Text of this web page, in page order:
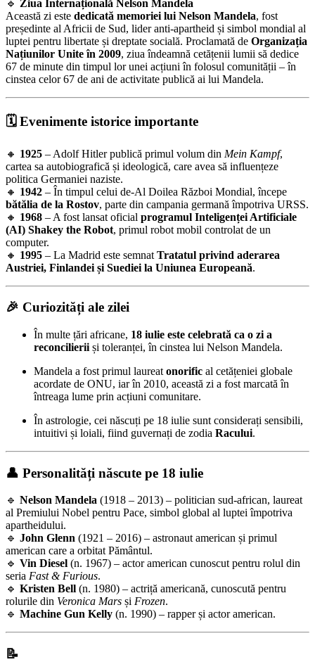
🔹 Ziua Internațională Nelson Mandela
Această zi este dedicată memoriei lui Nelson Mandela, fost
președinte al Africii de Sud, lider anti-apartheid și simbol mondial al
luptei pentru libertate și dreptate socială. Proclamată de Organizația
Națiunilor Unite în 2009, ziua îndeamnă cetățenii lumii să dedice
67 de minute din timpul lor unei acțiuni în folosul comunității – în
cinstea celor 67 de ani de activitate publică ai lui Mandela.
🗓 Evenimente istorice importante
🔸 1925 – Adolf Hitler publică primul volum din Mein Kampf,
cartea sa autobiografică și ideologică, care avea să influențeze
politica Germaniei naziste.
🔸 1942 – În timpul celui de-Al Doilea Război Mondial, începe
bătălia de la Rostov, parte din campania germană împotriva URSS.
🔸 1968 – A fost lansat oficial programul Inteligenței Artificiale
(AI) Shakey the Robot, primul robot mobil controlat de un
computer.
🔸 1995 – La Madrid este semnat Tratatul privind aderarea
Austriei, Finlandei și Suediei la Uniunea Europeană.
🎉 Curiozități ale zilei
În multe țări africane, 18 iulie este celebrată ca o zi a
reconcilierii și toleranței, în cinstea lui Nelson Mandela.
Mandela a fost primul laureat onorific al cetățeniei globale
acordate de ONU, iar în 2010, această zi a fost marcată în
întreaga lume prin acțiuni comunitare.
În astrologie, cei născuți pe 18 iulie sunt considerați sensibili,
intuitivi și loiali, fiind guvernați de zodia Racului.
👤 Personalități născute pe 18 iulie
🔹 Nelson Mandela (1918 – 2013) – politician sud-african, laureat
al Premiului Nobel pentru Pace, simbol global al luptei împotriva
apartheidului.
🔹 John Glenn (1921 – 2016) – astronaut american și primul
american care a orbitat Pământul.
🔹 Vin Diesel (n. 1967) – actor american cunoscut pentru rolul din
seria Fast & Furious.
🔹 Kristen Bell (n. 1980) – actriță americană, cunoscută pentru
rolurile din Veronica Mars și Frozen.
🔹 Machine Gun Kelly (n. 1990) – rapper și actor american.
📝